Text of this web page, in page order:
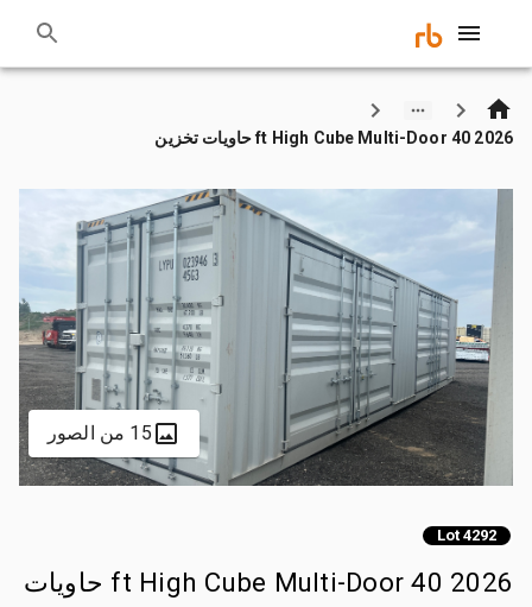
2026 40 ft High Cube Multi-Door حاويات تخزين
15 من الصور
Lot 4292
2026 40 ft High Cube Multi-Door حاويات